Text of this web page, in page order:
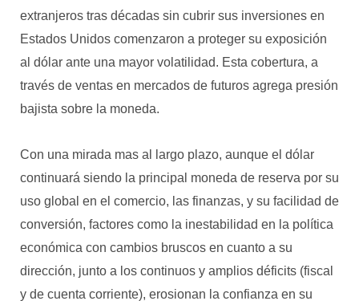
extranjeros tras décadas sin cubrir sus inversiones en
Estados Unidos comenzaron a proteger su exposición
al dólar ante una mayor volatilidad. Esta cobertura, a
través de ventas en mercados de futuros agrega presión
bajista sobre la moneda.
Con una mirada mas al largo plazo, aunque el dólar
continuará siendo la principal moneda de reserva por su
uso global en el comercio, las finanzas, y su facilidad de
conversión, factores como la inestabilidad en la política
económica con cambios bruscos en cuanto a su
dirección, junto a los continuos y amplios déficits (fiscal
y de cuenta corriente), erosionan la confianza en su